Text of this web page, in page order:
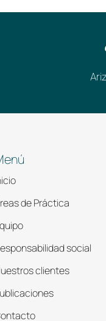
de Práctica
social
clientes